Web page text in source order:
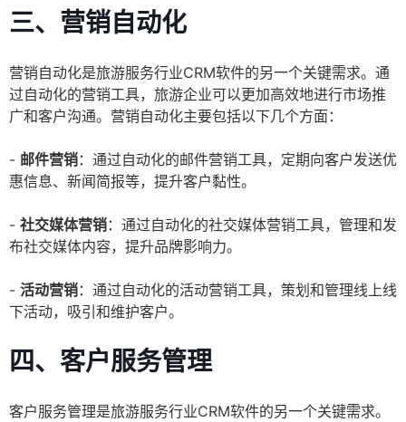
三、营销自动化
营销自动化是旅游服务行业CRM软件的另一个关键需求。通
过自动化的营销工具，旅游企业可以更加高效地进行市场推
广和客户沟通。营销自动化主要包括以下几个方面：
- 邮件营销：通过自动化的邮件营销工具，定期向客户发送优
惠信息、新闻简报等，提升客户黏性。
- 社交媒体营销：通过自动化的社交媒体营销工具，管理和发
布社交媒体内容，提升品牌影响力。
- 活动营销：通过自动化的活动营销工具，策划和管理线上线
下活动，吸引和维护客户。
四、客户服务管理
客户服务管理是旅游服务行业CRM软件的另一个关键需求。